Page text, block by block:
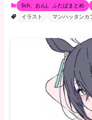
5ch、おんj、ふたばまとめ
イラスト
マンハッタンカ